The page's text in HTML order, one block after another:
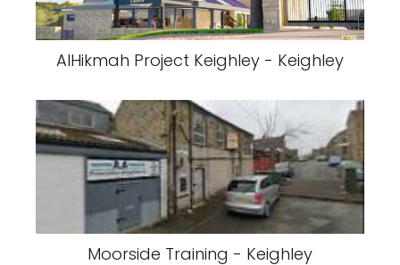
AlHikmah Project Keighley - Keighley
Moorside Training - Keighley